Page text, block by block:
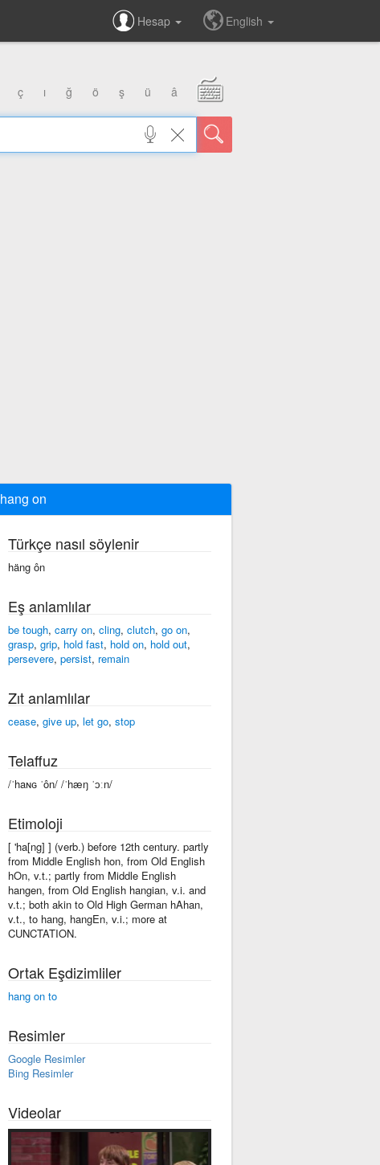
Hesap English
ç ı ğ ö ş ü â
hang on
Türkçe nasıl söylenir
häng ôn
Eş anlamlılar
be tough, carry on, cling, clutch, go on,
grasp, grip, hold fast, hold on, hold out,
persevere, persist, remain
Zıt anlamlılar
cease, give up, let go, stop
Telaffuz
/ˈhaɴɢ ˈôn/ /ˈhæŋ ˈɔːn/
Etimoloji
[ 'ha[ng] ] (verb.) before 12th century. partly
from Middle English hon, from Old English
hOn, v.t.; partly from Middle English
hangen, from Old English hangian, v.i. and
v.t.; both akin to Old High German hAhan,
v.t., to hang, hangEn, v.i.; more at
CUNCTATION.
Ortak Eşdizimliler
hang on to
Resimler
Google Resimler
Bing Resimler
Videolar